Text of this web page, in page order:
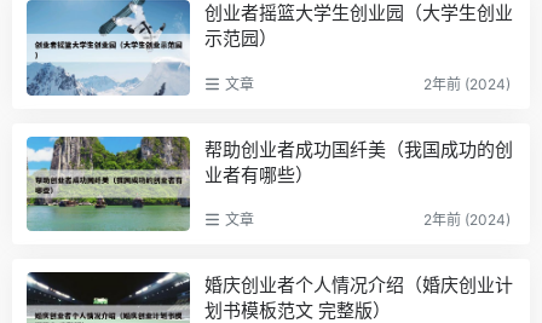
创业者摇篮大学生创业园（大学生创业
示范园）
文章 2年前 (2024)
帮助创业者成功国纤美（我国成功的创
业者有哪些）
文章 2年前 (2024)
婚庆创业者个人情况介绍（婚庆创业计
划书模板范文 完整版）